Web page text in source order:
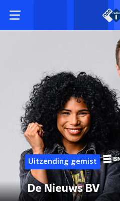
Uitzending gemist
De Nieuws BV